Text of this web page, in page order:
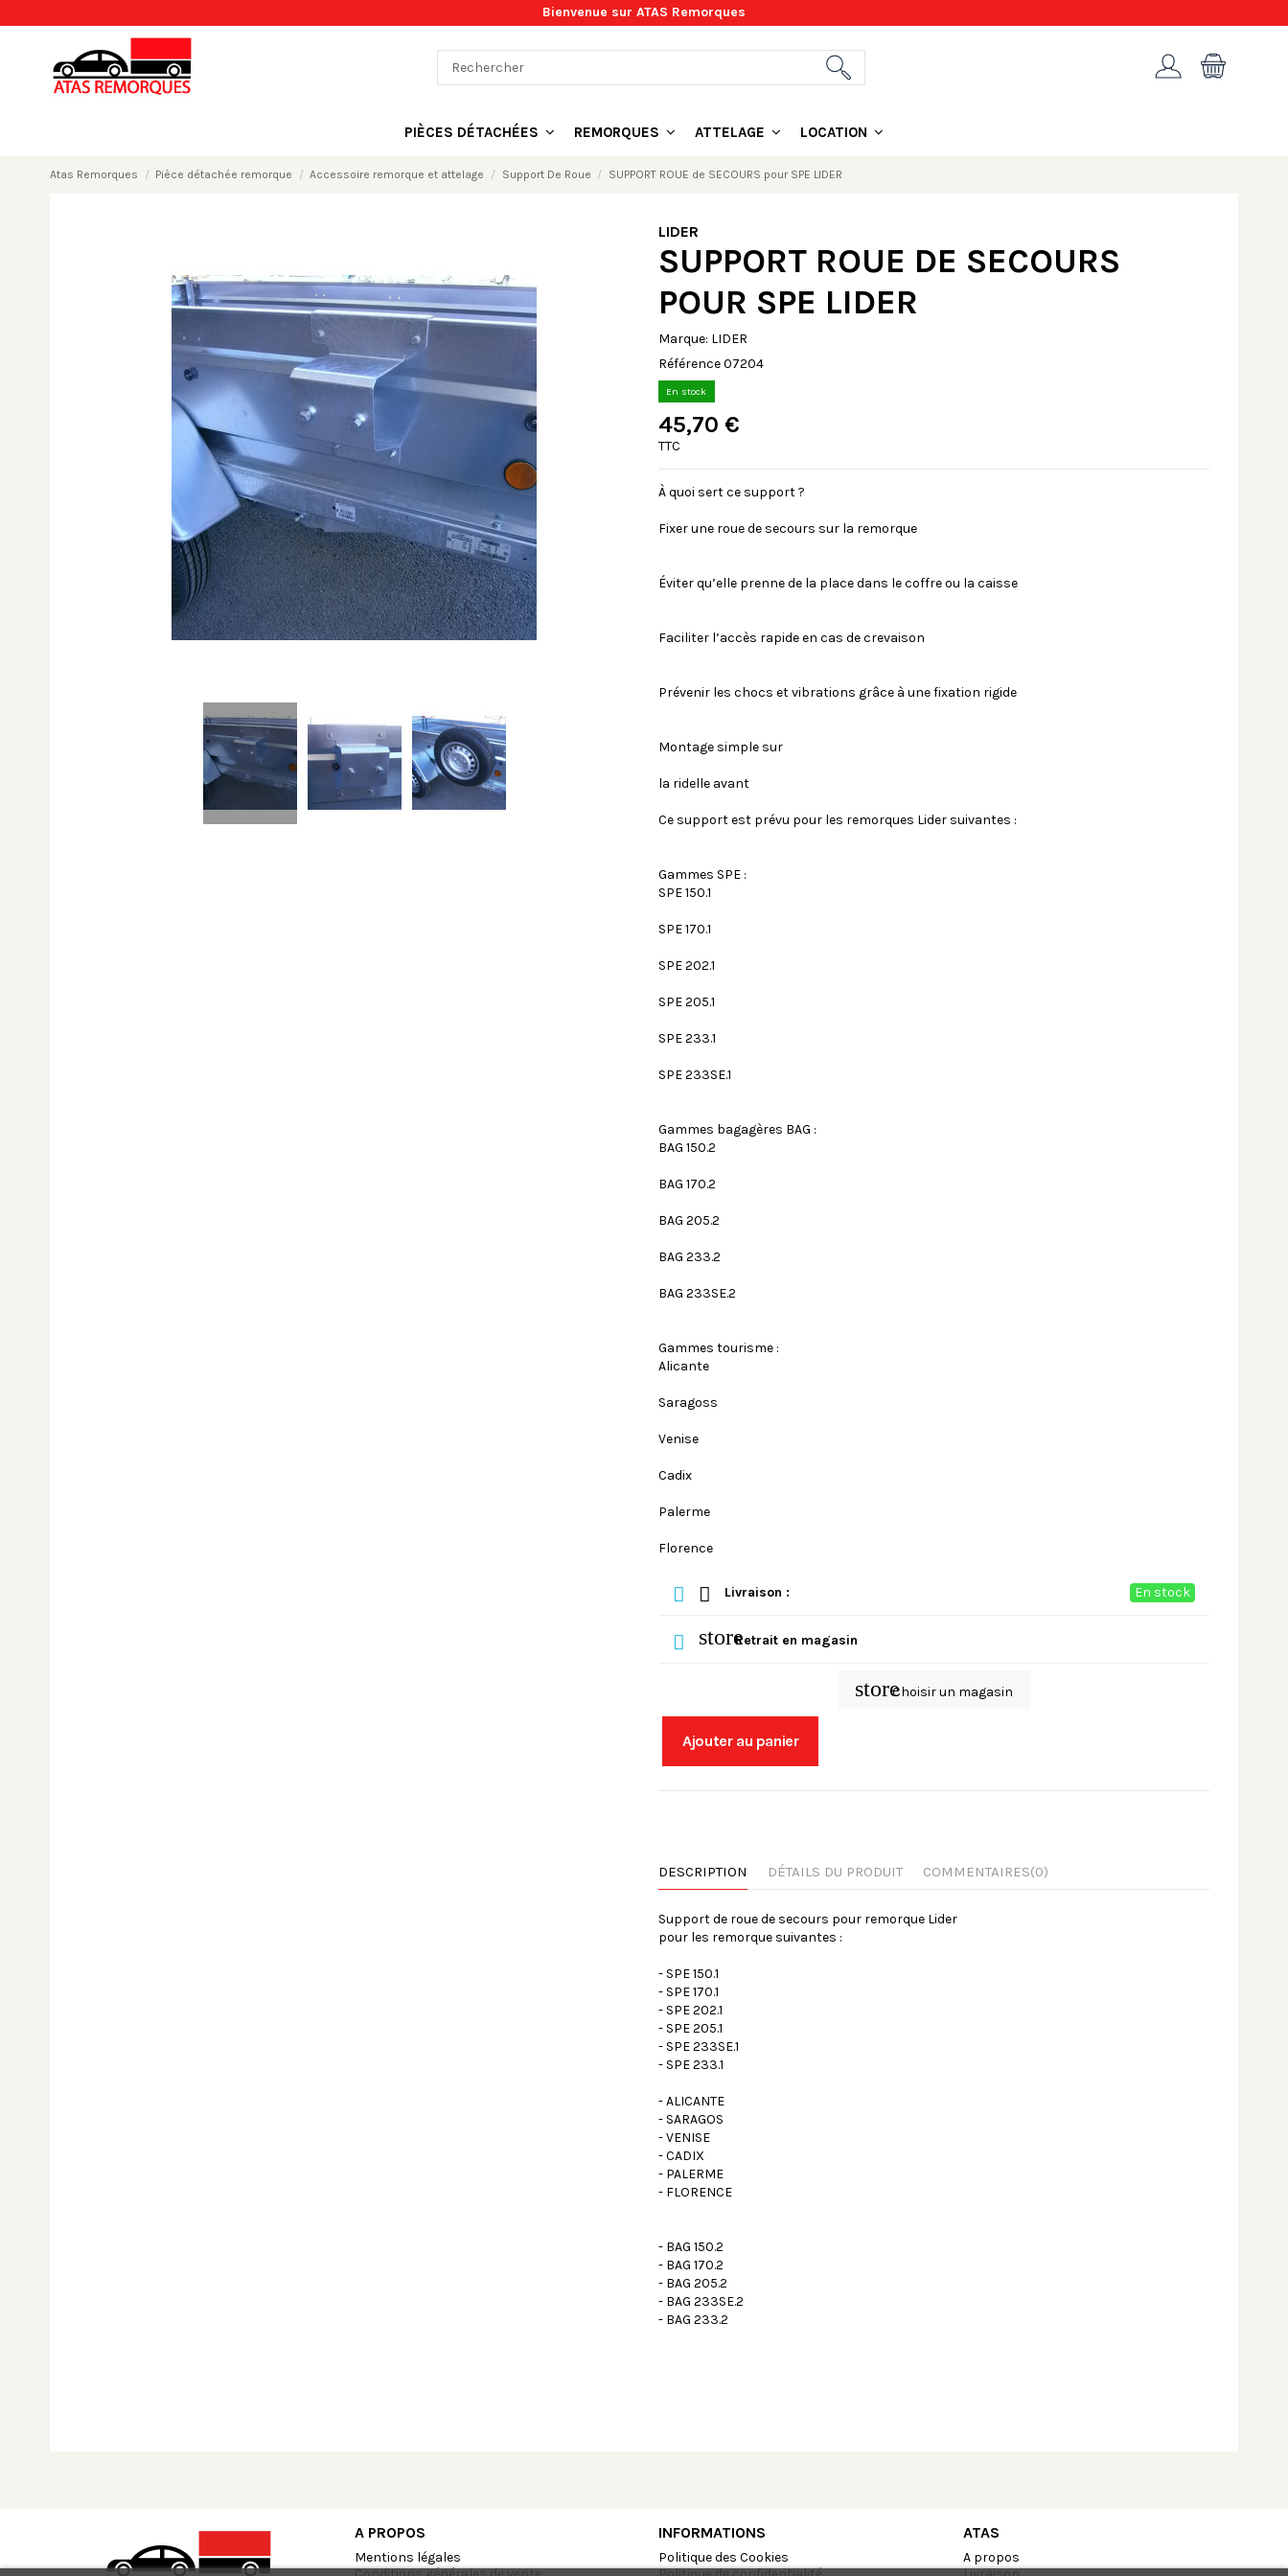
Bienvenue sur ATAS Remorques
PIÈCES DÉTACHÉES REMORQUES ATTELAGE LOCATION
Atas Remorques Pièce détachée remorque Accessoire remorque et attelage Support De Roue SUPPORT ROUE de SECOURS pour SPE LIDER
LIDER
SUPPORT ROUE DE SECOURS
POUR SPE LIDER
Marque: LIDER
Référence07204
En stock
45,70 €
TTC
À quoi sert ce support ?
Fixer une roue de secours sur la remorque
Éviter qu’elle prenne de la place dans le coffre ou la caisse
Faciliter l’accès rapide en cas de crevaison
Prévenir les chocs et vibrations grâce à une fixation rigide
Montage simple sur
la ridelle avant
Ce support est prévu pour les remorques Lider suivantes :
Gammes SPE :
SPE 150.1
SPE 170.1
SPE 202.1
SPE 205.1
SPE 233.1
SPE 233SE.1
Gammes bagagères BAG :
BAG 150.2
BAG 170.2
BAG 205.2
BAG 233.2
BAG 233SE.2
Gammes tourisme :
Alicante
Saragoss
Venise
Cadix
Palerme
Florence
Livraison : En stock
storeRetrait en magasin
storeChoisir un magasin
Ajouter au panier
DESCRIPTION DÉTAILS DU PRODUIT COMMENTAIRES(0)
Support de roue de secours pour remorque Lider
pour les remorque suivantes :
- SPE 150.1
- SPE 170.1
- SPE 202.1
- SPE 205.1
- SPE 233SE.1
- SPE 233.1
- ALICANTE
- SARAGOS
- VENISE
- CADIX
- PALERME
- FLORENCE
- BAG 150.2
- BAG 170.2
- BAG 205.2
- BAG 233SE.2
- BAG 233.2
A PROPOS
Mentions légales
INFORMATIONS
Politique des Cookies
ATAS
A propos